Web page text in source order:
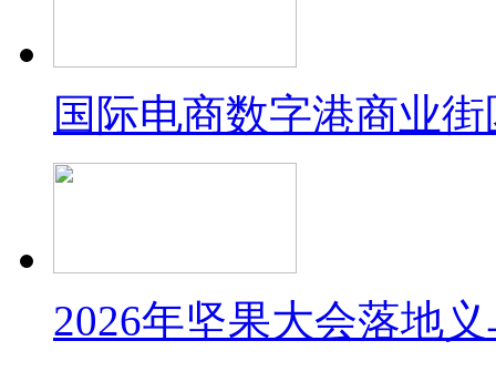
国际电商数字港商业
2026年坚果大会落地